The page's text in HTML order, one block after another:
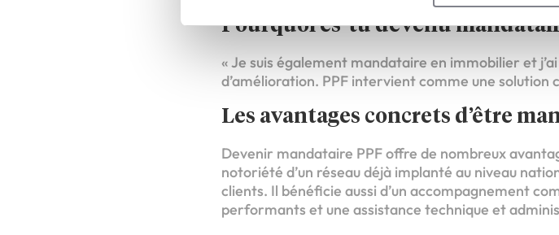
Pourquoi es-tu devenu
« Je suis également mandataire en immobilier et
d’amélioration. PPF intervient comme une solution
Les avantages concrets d’être
Devenir mandataire PPF offre de nombreux
notoriété d’un réseau déjà implanté au niveau
clients. Il bénéficie aussi d’un accompagnement
performants et une assistance technique et